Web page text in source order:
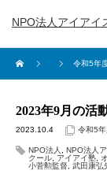
NPO法人アイアイ
令和5年
2023年9月の活
2023.10.4 令和5
NPO法人 NPO法人
クール
アイアイ塾
小菅勲監督 武田康弘